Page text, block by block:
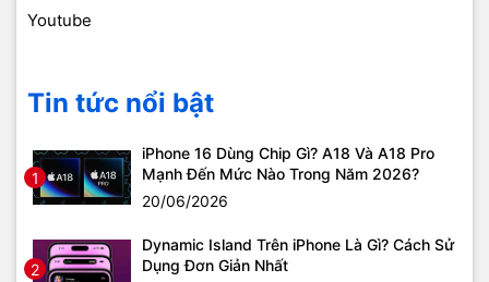
Youtube
Tin tức nổi bật
1
iPhone 16 Dùng Chip Gì? A18 Và A18 Pro
Mạnh Đến Mức Nào Trong Năm 2026?
20/06/2026
2
Dynamic Island Trên iPhone Là Gì? Cách Sử
Dụng Đơn Giản Nhất